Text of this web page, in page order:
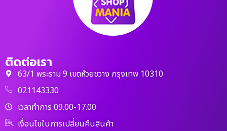
ติดต่อเรา
63/1 พระราม 9 เขตห้วยขวาง กรุงเทพ 10310
021143330
เวลาทำการ 09.00-17.00
เงื่อนไขในการเปลี่ยนคืนสินค้า